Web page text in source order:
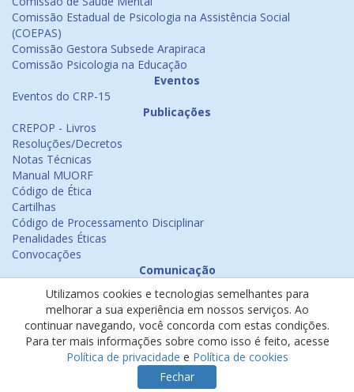
Comissão Estadual de Psicologia na Assistência Social
(COEPAS)
Comissão Gestora Subsede Arapiraca
Comissão Psicologia na Educação
Eventos
Eventos do CRP-15
Publicações
CREPOP - Livros
Resoluções/Decretos
Notas Técnicas
Manual MUORF
Código de Ética
Cartilhas
Código de Processamento Disciplinar
Penalidades Éticas
Convocações
Comunicação
Emissão de Certificados
Psicologia na Mídia
Ouvidoria
Política de cookies
Política de privacidade
Utilizamos cookies e tecnologias semelhantes para
melhorar a sua experiência em nossos serviços. Ao
continuar navegando, você concorda com estas condições.
Para ter mais informações sobre como isso é feito, acesse
Política de privacidade e Política de cookies
Fechar